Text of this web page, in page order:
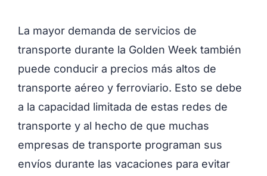
La mayor demanda de servicios de
transporte durante la Golden Week también
puede conducir a precios más altos de
transporte aéreo y ferroviario. Esto se debe
a la capacidad limitada de estas redes de
transporte y al hecho de que muchas
empresas de transporte programan sus
envíos durante las vacaciones para evitar